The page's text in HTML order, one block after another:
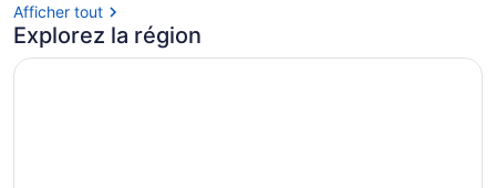
Afficher tout
Explorez la région